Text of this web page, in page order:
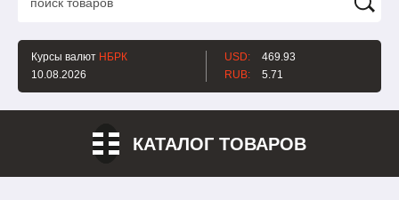
Курсы валют НБРК
10.08.2026
USD:
469.93
RUB:
5.71
КАТАЛОГ ТОВАРОВ